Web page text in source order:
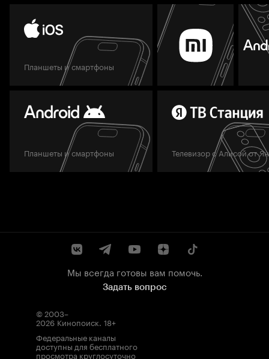
Планшеты и смартфоны
Планшеты и смартфоны Телевизор с Алисой от
Мы всегда готовы вам помочь.
Задать вопрос
© 2003–
2026 Кинопоиск. 18+
Федеральные каналы
доступны для бесплатного
просмотра круглосуточно